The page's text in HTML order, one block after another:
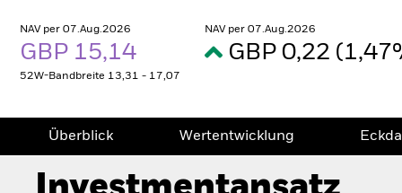
NAV per 07.Aug.2026
GBP 15,14
52W-Bandbreite 13,31 - 17,07
NAV per 07.Aug.2026
GBP 0,22
Überblick Wertentwicklung